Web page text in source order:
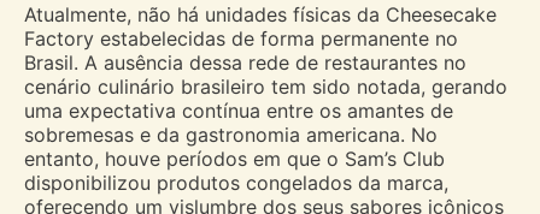
Atualmente, não há unidades físicas da Cheesecake
Factory estabelecidas de forma permanente no
Brasil. A ausência dessa rede de restaurantes no
cenário culinário brasileiro tem sido notada, gerando
uma expectativa contínua entre os amantes de
sobremesas e da gastronomia americana. No
entanto, houve períodos em que o Sam’s Club
disponibilizou produtos congelados da marca,
oferecendo um vislumbre dos seus sabores icônicos